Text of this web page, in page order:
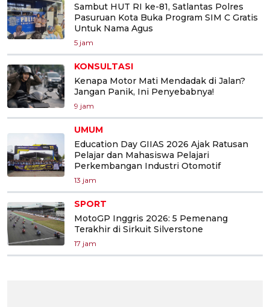
Sambut HUT RI ke-81, Satlantas Polres
Pasuruan Kota Buka Program SIM C Gratis
Untuk Nama Agus
5 jam
KONSULTASI
Kenapa Motor Mati Mendadak di Jalan?
Jangan Panik, Ini Penyebabnya!
9 jam
UMUM
Education Day GIIAS 2026 Ajak Ratusan
Pelajar dan Mahasiswa Pelajari
Perkembangan Industri Otomotif
13 jam
SPORT
MotoGP Inggris 2026: 5 Pemenang
Terakhir di Sirkuit Silverstone
17 jam